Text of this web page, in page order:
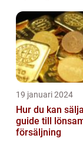
19 januari 2024
Hur du kan
guide till
försäljning